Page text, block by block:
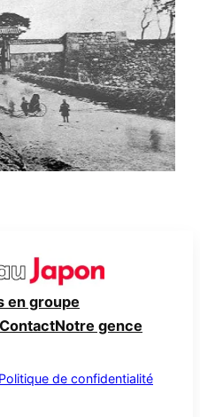
en groupe
ContactNotre gence
Politique de confidentialité